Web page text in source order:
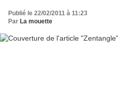
Publié le 22/02/2011 à 11:23
Par La mouette